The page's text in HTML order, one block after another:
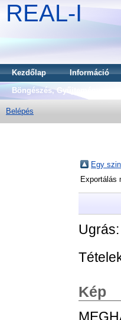
REAL-I
Kezdőlap Információ
Böngészés, Gyűjtemény
Belépés
Egy
Exportálás
Ugrás:
Kép